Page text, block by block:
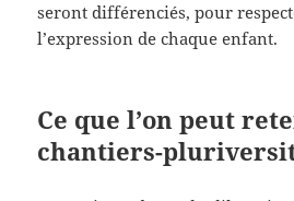
seront différenciés, pour
l’expression de chaque enfant.
Ce que l’on peut
chantiers-